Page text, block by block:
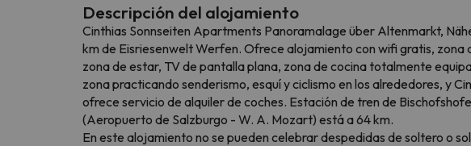
Descripción del alojamiento
Cinthias Sonnseiten Apartments Panoramalage über Altenmarkt,
km de Eisriesenwelt Werfen. Ofrece alojamiento con wifi gratis,
zona de estar, TV de pantalla plana, zona de cocina totalmente
zona practicando senderismo, esquí y ciclismo en los alrededores, y
ofrece servicio de alquiler de coches. Estación de tren de
(Aeropuerto de Salzburgo - W. A. Mozart) está a 64 km.
En este alojamiento no se pueden celebrar despedidas de soltero o